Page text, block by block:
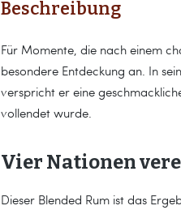
Beschreibung
Für Momente, die nach einem
besondere Entdeckung an. In
verspricht er eine
vollendet wurde.
Vier Nationen
Dieser Blended Rum ist das